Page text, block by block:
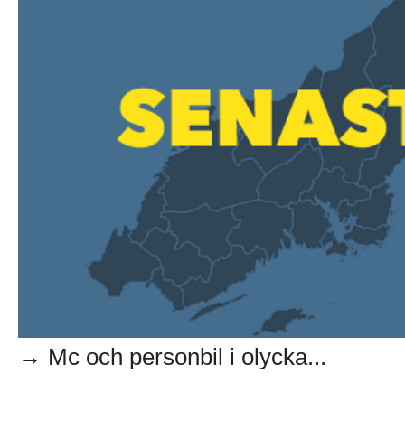
→ Mc och personbil i olycka...